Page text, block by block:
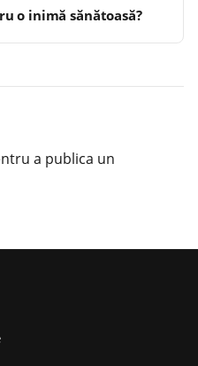
o inimă sănătoasă?
a publica un